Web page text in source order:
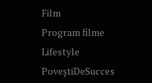
Film
Program filme
Lifestyle
PoveștiDeSucces